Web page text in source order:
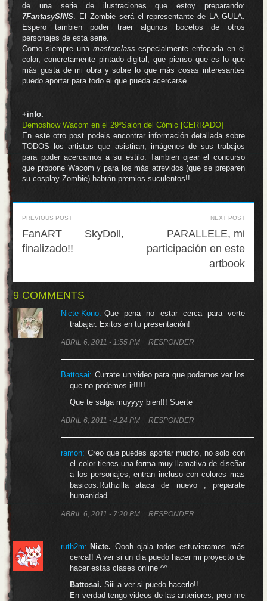
de una serie de ilustraciones que estoy preparando:
7FantasySINS. El Zombie será el representante de LA GULA.
Espero tambien poder traer algunos bocetos de otros
personajes de esta serie.
Como siempre una masterclassespecialmente enfocada en el
color, concretamente pintado digital, que pienso que es lo que
más gusta de mi obra y sobre lo que más cosas interesantes
puedo aportar para todo el que pueda acercarse.
+info.
Demoshow Wacom en el 29ºSalón del Cómic [CERRADO]
En este otro post podeis encontrar información detallada sobre
TODOS los artistas que asistiran, imágenes de sus trabajos
para poder acercarnos a su estilo. Tambien ojear el concurso
que propone Wacom y para los más atrevidos (que se preparen
su cosplay Zombie) habrán premios suculentos!!
PREVIOUS POST
FanART SkyDoll,
finalizado!!
NEXT POST
PARALLELE, mi
participación en este
artbook
9 COMMENTS
Nicte Kono: Que pena no estar cerca para verte
trabajar. Exitos en tu presentación!
ABRIL 6, 2011 - 1:55 PM RESPONDER
Battosai: Currate un video para que podamos ver los
que no podemos ir!!!!!
Que te salga muyyyy bien!!! Suerte
ABRIL 6, 2011 - 4:24 PM RESPONDER
ramon: Creo que puedes aportar mucho, no solo con
el color tienes una forma muy llamativa de diseñar
a los personajes, entran incluso con colores mas
basicos.Ruthzilla ataca de nuevo , preparate
humanidad
ABRIL 6, 2011 - 7:20 PM RESPONDER
ruth2m: Nicte. Oooh ojala todos estuvieramos más
cerca!! A ver si un dia puedo hacer mi proyecto de
hacer estas clases online ^^
Battosai. Siii a ver si puedo hacerlo!!
En verdad tengo videos de las anteriores, pero me